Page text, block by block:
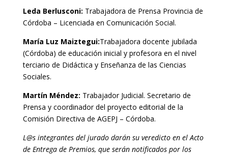
Leda Berlusconi: Trabajadora de Prensa Provincia de
Córdoba – Licenciada en Comunicación Social.
María Luz Maiztegui:Trabajadora docente jubilada
(Córdoba) de educación inicial y profesora en el nivel
terciario de Didáctica y Enseñanza de las Ciencias
Sociales.
Martín Méndez: Trabajador Judicial. Secretario de
Prensa y coordinador del proyecto editorial de la
Comisión Directiva de AGEPJ – Córdoba.
L@s integrantes del jurado darán su veredicto en el Acto
de Entrega de Premios, que serán notificados por los